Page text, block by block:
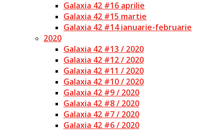
Galaxia 42 #16 aprilie
Galaxia 42 #15 martie
Galaxia 42 #14 ianuarie-februarie
2020
Galaxia 42 #13 / 2020
Galaxia 42 #12 / 2020
Galaxia 42 #11 / 2020
Galaxia 42 #10 / 2020
Galaxia 42 #9 / 2020
Galaxia 42 #8 / 2020
Galaxia 42 #7 / 2020
Galaxia 42 #6 / 2020